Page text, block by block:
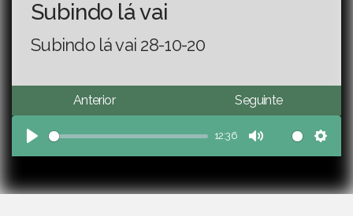
Subindo lá vai
Subindo lá vai 28-10-20
Anterior Seguinte
Play
12:36
Mute